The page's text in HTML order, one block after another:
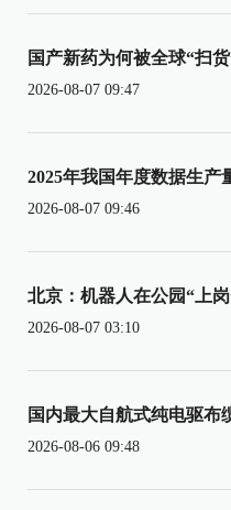
国产新药为何被全球“扫
2026-08-07 09:47
2025年我国年度数据生产
2026-08-07 09:46
北京：机器人在公园“上
2026-08-07 03:10
国内最大自航式纯电驱布
2026-08-06 09:48